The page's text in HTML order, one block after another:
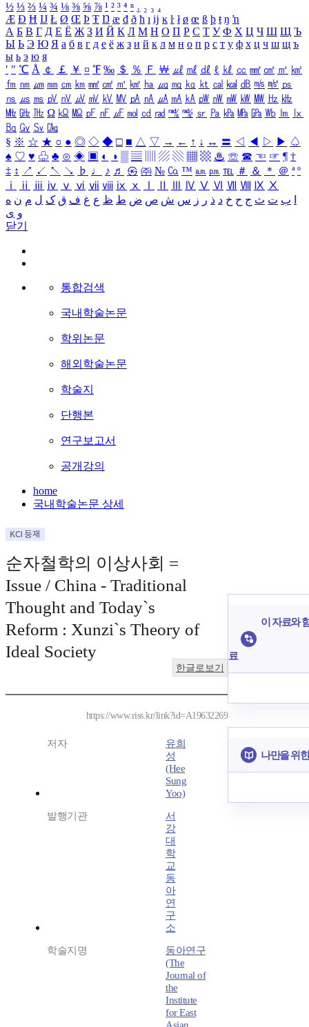
½ ⅓ ⅔ ¼ ¾ ⅛ ⅜ ⅝ ⅞ ¹ ² ³ ⁴ ⁿ ₁ ₂ ₃ ₄
Æ Ð Ħ Ĳ Ł Ø Œ Þ Ŧ Ŋ æ đ ð ħ ı ĳ ĸ ŀ ł ø œ ß þ ŧ ŋ ŉ
А Б В Г Д Е Ё Ж З И Й К Л М Н О П Р С Т У Ф Х Ц Ч Ш Щ Ъ
Ы Ь Э Ю Я а б в г д е ё ж з и й к л м н о п р с т у ф х ц ч ш щ ъ
ы ь э ю я
′ ″ ℃ Å ￠ ￡ ￥ ¤ ℉ ‰ ＄ ％ Ｆ ￦ ㎕ ㎖ ㎗ ℓ ㎘ ㏄ ㎣ ㎤ ㎥ ㎦
㎙ ㎚ ㎛ ㎜ ㎝ ㎞ ㎟ ㎠ ㎡ ㎢ ㏊ ㎍ ㎎ ㎏ ㏏ ㎈ ㎉ ㏈ ㎧ ㎨ ㎰
㎱ ㎲ ㎳ ㎴ ㎵ ㎶ ㎷ ㎸ ㎹ ㎀ ㎁ ㎂ ㎃ ㎄ ㎺ ㎻ ㎽ ㎾ ㎿ ㎐ ㎑
㎒ ㎓ ㎔ Ω ㏀ ㏁ ㎊ ㎋ ㎌ ㏖ ㏅ ㎭ ㎮ ㎯ ㏛ ㎩ ㎪ ㎫ ㎬ ㏝ ㏐
㏓
㏃ ㏉ ㏜ ㏆
§ ※ ☆ ★ ○ ● ◎ ◇ ◆ □ ■ △ ▽ → ← ↑ ↓ ↔ 〓 ◁ ◀ ▷ ▶ ♤
♠ ♡ ♥ ♧ ♣ ⊙ ◈ ▣ ◐ ◑ ▒ ▤ ▨ ▧ ▦ ▩ ♨ ☏ ☎ ☜ ☞ ¶ †
‡ ↕ ↗ ↙ ↖ ↘ ♭ ♩ ♪ ♬ ㉿ ㈜ № ㏇ ™ ㏂ ㏘ ℡ ＃ ＆ ＊ ＠ ª º
ⅰ
ⅱ ⅲ ⅳ ⅴ ⅵ ⅶ ⅷ ⅸ ⅹ Ⅳ Ⅴ Ⅵ Ⅶ Ⅷ Ⅸ Ⅹ
ب ت ث ج ح خ د ذ ر ز س ش ص ض ط ظ ع غ ف ق ک ل م ن ه
و ی
닫기
통합검색
국내학술논문
학위논문
해외학술논문
학술지
단행본
연구보고서
공개강의
home
국내학술논문 상세
순자철학의 이상사회 =
Issue / China - Traditional
Thought and Today`s
Reform : Xunzi`s Theory of
Ideal Society
한글로보기
https://www.riss.kr/link?id=A19632269
저자
유희
성
(Hee
Sung
Yoo)
발행기관
서
강
대
학
교
동
아
연
구
소
학술지명
동아연구
(The
Journal of
the
Institute
for East
이 자료와
료
나만을 위